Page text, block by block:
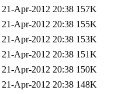
21-Apr-2012 20:38 157K
21-Apr-2012 20:38 155K
21-Apr-2012 20:38 153K
21-Apr-2012 20:38 151K
21-Apr-2012 20:38 150K
21-Apr-2012 20:38 148K